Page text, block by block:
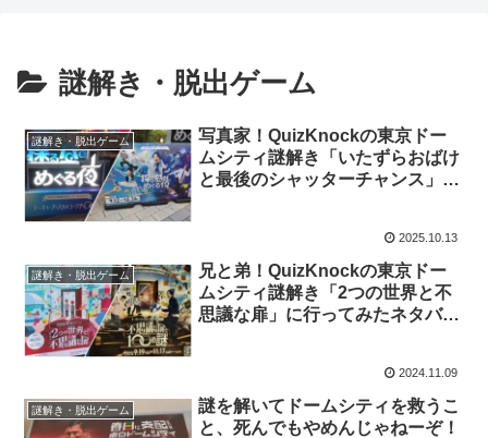
謎解き・脱出ゲーム
謎解き・脱出ゲーム
写真家！QuizKnockの東京ドー
ムシティ謎解き「いたずらおばけ
と最後のシャッターチャンス」に
2025.10.13
謎解き・脱出ゲーム
兄と弟！QuizKnockの東京ドー
ムシティ謎解き「2つの世界と不
思議な扉」に行ってみたネタバレ
2024.11.09
謎解き・脱出ゲーム
謎を解いてドームシティを救うこ
と、死んでもやめんじゃねーぞ！